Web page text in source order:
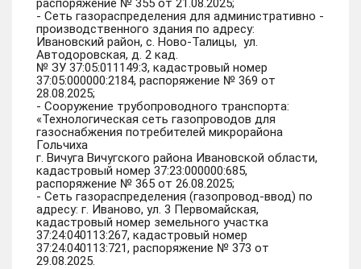
распоряжение № 355 от 21.08.2025;
- Сеть газораспределения для административно -
производственного здания по адресу:
Ивановский район, с. Ново-Талицы, ул.
Автодоровская, д. 2 кад.
№ ЗУ 37:05:011149:3, кадастровый номер
37:05:000000:2184, распоряжение № 369 от
28.08.2025;
- Сооружение трубопроводного транспорта:
«Технологическая сеть газопроводов для
газоснабжения потребителей микрорайона
Гольчиха
г. Вичуга Вичугского района Ивановской области,
кадастровый номер 37:23:000000:685,
распоряжение № 365 от 26.08.2025;
- Сеть газораспределения (газопровод-ввод) по
адресу: г. Иваново, ул. 3 Первомайская,
кадастровый номер земельного участка
37:24:040113:267, кадастровый номер
37:24:040113:721, распоряжение № 373 от
29.08.2025.